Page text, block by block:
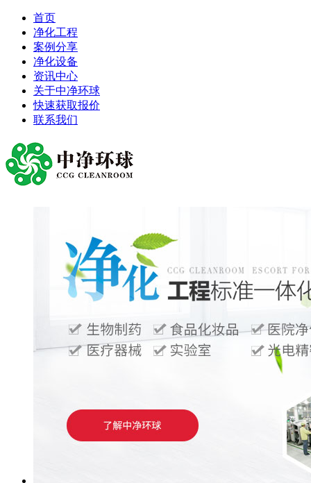
首页
净化工程
案例分享
净化设备
资讯中心
关于中净环球
快速获取报价
联系我们